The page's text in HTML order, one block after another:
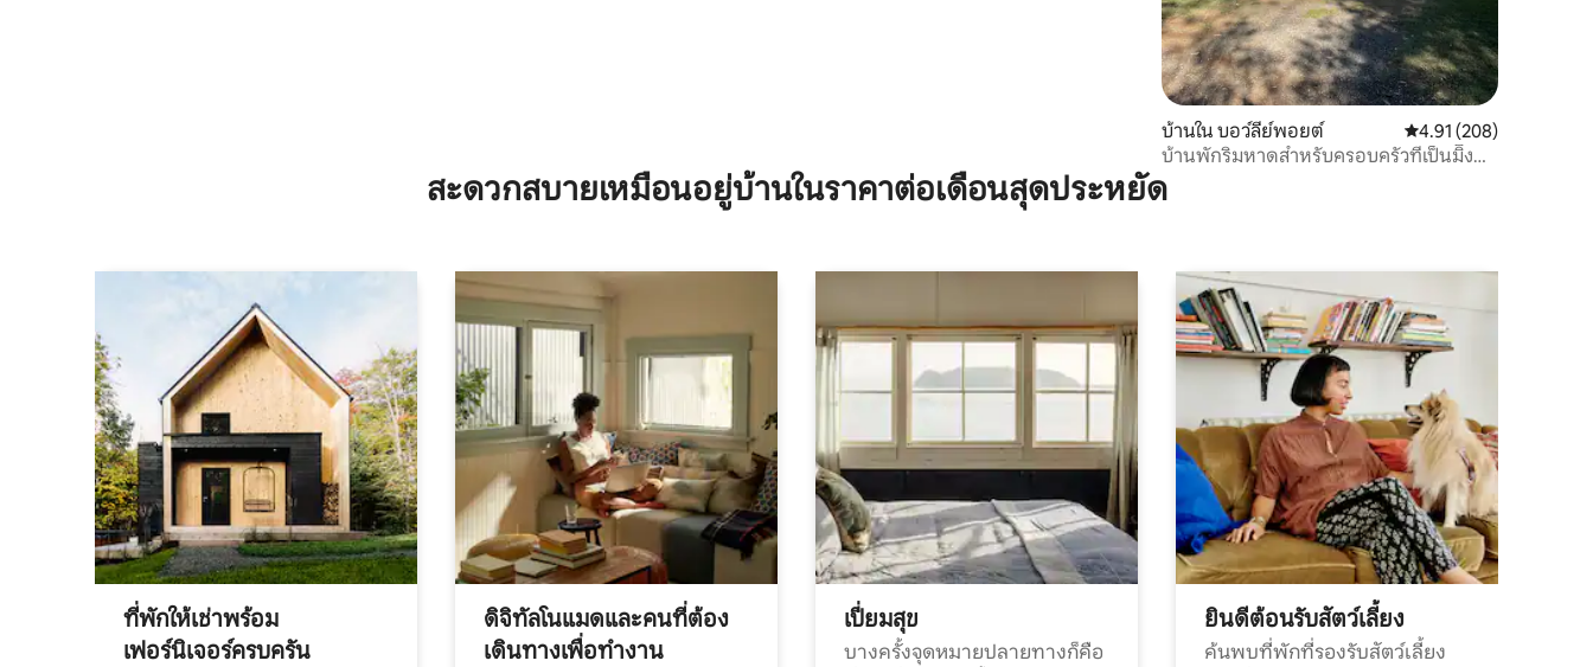
บ้านใน บอว์ลีย์พอยต์ คะแนนเฉลี่ย 4.91 จาก
4.91 (208)
บ้านพักริมหาดสำหรับครอบครัวที่เป็นมิิ้ง
สุนัขได้ - The Good Life
สะดวกสบายเหมือนอยู่บ้านในราคาต่อเดือนสุดประหยัด
ที่พักให้เช่าพร้อม
เฟอร์นิเจอร์ครบครัน
ดิจิทัลโนแมดและคนที่ต้อง
เดินทางเพื่อทำงาน
เปี่ยมสุข
บางครั้งจุดหมายปลายทางก็คือ
ยินดีต้อนรับสัตว์เลี้ยง
ค้นพบที่พักที่รองรับสัตว์เลี้ยง